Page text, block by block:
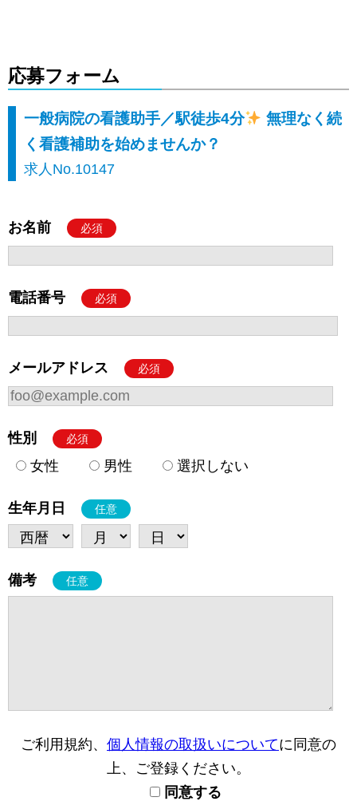
応募フォーム
一般病院の看護助手／駅徒歩4分
無理なく続
く看護補助を始めませんか？
求人No.10147
お名前 必須
電話番号 必須
メールアドレス 必須
性別 必須
女性 男性 選択しない
生年月日 任意
備考 任意
ご利用規約、 個人情報の取扱いについてに同意の
上、ご登録ください。
同意する